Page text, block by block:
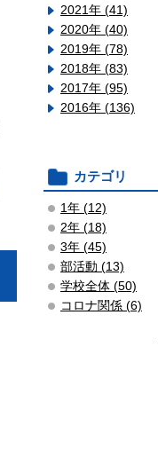
2021年 (41)
2020年 (40)
2019年 (78)
2018年 (83)
2017年 (95)
2016年 (136)
カテゴリ
1年 (12)
2年 (18)
3年 (45)
部活動 (13)
学校全体 (50)
コロナ関係 (6)